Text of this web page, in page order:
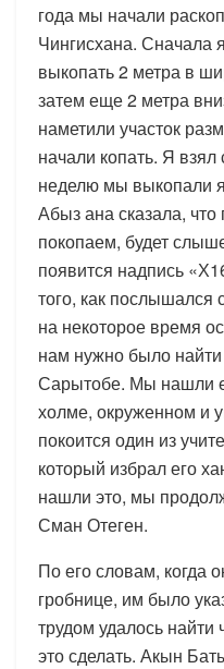
года мы начали
Чингисхана. Сначала
выкопать 2 метра в
затем еще 2 метра
наметили участок
начали копать. Я
неделю мы выкопали
Абыз ана сказала,
покопаем, будет
появится надпись
того, как послышался
на некоторое время
нам нужно было
Сарытобе. Мы нашли
холме, окруженном и
покоится один из
который избрал его
нашли это, мы
Сман Отеген.
По его словам, когда
гробнице, им было
трудом удалось
это сделать. Акын